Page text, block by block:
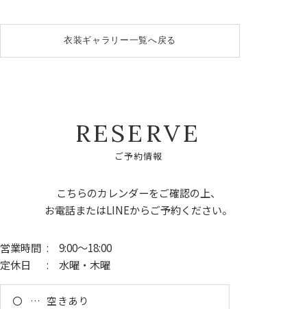
衣装ギャラリー一覧へ戻る
RESE RVE
ご予約情報
こちらのカレンダーをご確認の上、
お電話またはLINEからご予約ください。
営業時間 : 9:00～18:00
定休日
: 水曜・木曜
〇
空きあり